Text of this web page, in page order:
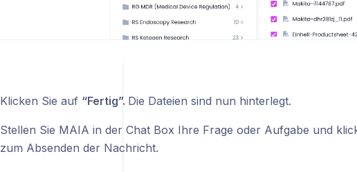
Klicken Sie auf “Fertig”. Die Dateien sind nun hinterlegt.
Stellen Sie MAIA in der Chat Box Ihre Frage oder Aufgabe und
zum Absenden der Nachricht.